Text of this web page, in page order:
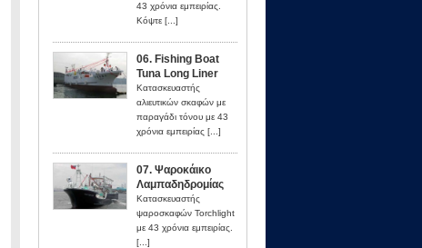
43 χρόνια εμπειρίας.
Κόψτε [...]
06. Fishing Boat
Tuna Long Liner
Κατασκευαστής
αλιευτικών σκαφών με
παραγάδι τόνου με 43
χρόνια εμπειρίας [...]
07. Ψαροκάικο
Λαμπαδηδρομίας
Κατασκευαστής
ψαροσκαφών Torchlight
με 43 χρόνια εμπειρίας.
[...]